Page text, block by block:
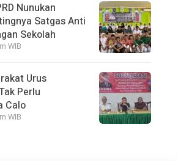
Nunukan
Satgas Anti
Sekolah
WIB
Urus
Perlu
Calo
WIB